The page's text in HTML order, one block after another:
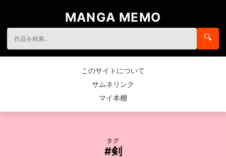
MANGA MEMO
🔍
このサイトについて
サムネリンク
マイ本棚
タグ
#剣